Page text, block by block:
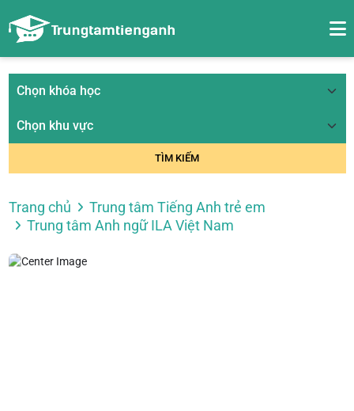
TÌM KIẾM
Trang chủ
Trung tâm Tiếng Anh trẻ em
Trung tâm Anh ngữ ILA Việt Nam